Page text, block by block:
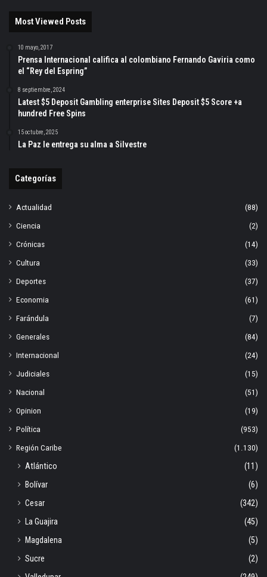
Most Viewed Posts
10 mayo, 2017
Prensa Internacional califica al colombiano Fernando Gaviria como
el “Rey del Espring”
8 septiembre, 2024
Latest $5 Deposit Gambling enterprise Sites Deposit $5 Score +a
hundred Free Spins
15 octubre, 2025
La Paz le entrega su alma a Silvestre
Categorías
Actualidad
(88)
Ciencia
(2)
Crónicas
(14)
Cultura
(33)
Deportes
(37)
Economia
(61)
Farándula
(7)
Generales
(84)
Internacional
(24)
Judiciales
(15)
Nacional
(51)
Opinion
(19)
Política
(953)
Región Caribe
(1.130)
Atlántico
(11)
Bolívar
(6)
Cesar
(342)
La Guajira
(45)
Magdalena
(5)
Sucre
(2)